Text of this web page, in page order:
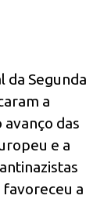
da Segunda
a
das
e a
favoreceu a